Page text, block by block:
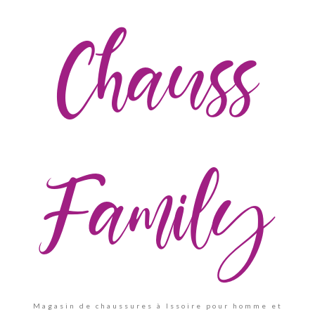
Chauss
Family
Magasin de chaussures à Issoire pour homme et